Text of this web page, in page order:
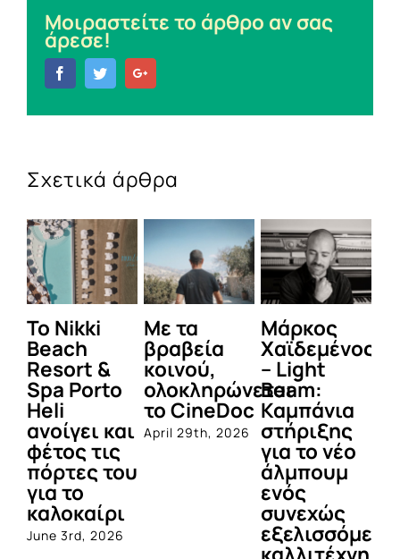
Μοιραστείτε το άρθρο αν σας
άρεσε!
FacebookTwitter
Σχετικά άρθρα
To Nikki
Beach
Resort &
Spa Porto
Heli
ανοίγει και
φέτος τις
πόρτες του
για το
καλοκαίρι
June 3rd, 2026
Με τα
βραβεία
κοινού,
ολοκληρώνεται
το CineDoc
April 29th, 2026
Μάρκος
Χαϊδεμένος
– Light
Beam:
Καμπάνια
στήριξης
για το νέο
άλμπουμ
ενός
συνεχώς